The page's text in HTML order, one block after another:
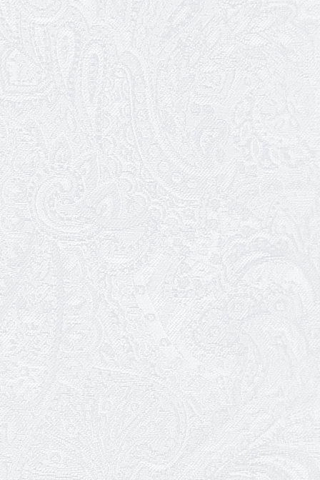
Ювілей Олександра Ланге
08.05.2026
Відновлення мюзиклу «Ханум»
06.05.2026
Вітаємо з прем'єрою у виставі «Два
кольори однієї долі» Катерину Мись!
26.04.2026
З першою прем'єрою 2026 року!
25.04.2026
Трудовий ювілей Ауріки Ахметової
24.04.2026
З прем'єрою вистави «Божевільна
родина»!
02.04.2026
Запрошуємо на прем'єру вистави
«Божевільна родина»
01.04.2026
Трудовий ювілей Олени Корольової
27.03.2026
З Всесвітнім днем театру!
26.03.2026
Божевільна родина — 24 та 26 квітня